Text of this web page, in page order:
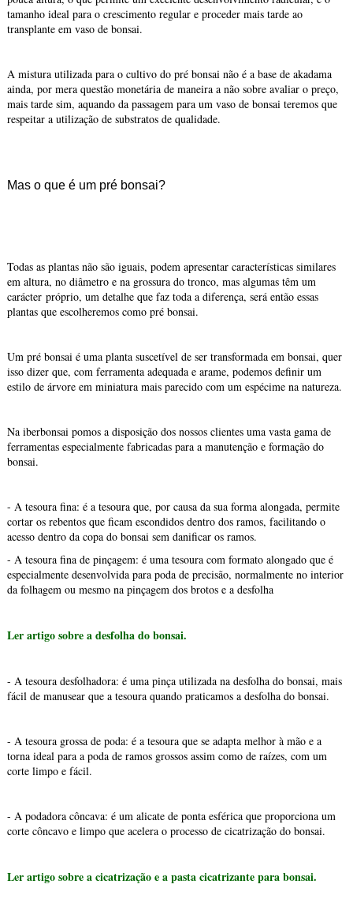
tamanho ideal para o crescimento regular e proceder mais tarde ao
transplante em vaso de bonsai.
A mistura utilizada para o cultivo do pré bonsai não é a base de akadama
ainda, por mera questão monetária de maneira a não sobre avaliar o preço,
mais tarde sim, aquando da passagem para um vaso de bonsai teremos que
respeitar a utilização de substratos de qualidade.
Mas o que é um pré bonsai?
Todas as plantas não são iguais, podem apresentar características similares
em altura, no diâmetro e na grossura do tronco, mas algumas têm um
carácter próprio, um detalhe que faz toda a diferença, será então essas
plantas que escolheremos como pré bonsai.
Um pré bonsai é uma planta suscetível de ser transformada em bonsai, quer
isso dizer que, com ferramenta adequada e arame, podemos definir um
estilo de árvore em miniatura mais parecido com um espécime na natureza.
Na iberbonsai pomos a disposição dos nossos clientes uma vasta gama de
ferramentas especialmente fabricadas para a manutenção e formação do
bonsai.
- A tesoura fina: é a tesoura que, por causa da sua forma alongada, permite
cortar os rebentos que ficam escondidos dentro dos ramos, facilitando o
acesso dentro da copa do bonsai sem danificar os ramos.
- A tesoura fina de pinçagem: é uma tesoura com formato alongado que é
especialmente desenvolvida para poda de precisão, normalmente no interior
da folhagem ou mesmo na pinçagem dos brotos e a desfolha
Ler artigo sobre a desfolha do bonsai.
- A tesoura desfolhadora: é uma pinça utilizada na desfolha do bonsai, mais
fácil de manusear que a tesoura quando praticamos a desfolha do bonsai.
- A tesoura grossa de poda: é a tesoura que se adapta melhor à mão e a
torna ideal para a poda de ramos grossos assim como de raízes, com um
corte limpo e fácil.
- A podadora côncava: é um alicate de ponta esférica que proporciona um
corte côncavo e limpo que acelera o processo de cicatrização do bonsai.
Ler artigo sobre a cicatrização e a pasta cicatrizante para bonsai.